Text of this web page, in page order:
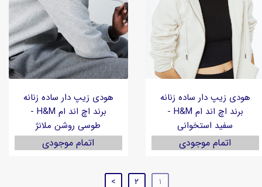
هودی زیپ دار ساده زنانه
برند اچ اند ام H&M -
سفید استخوانی
اتمام موجودی
هودی زیپ دار ساده زنانه
برند اچ اند ام H&M -
طوسی روشن ملانژ
اتمام موجودی
۱ ۲ >